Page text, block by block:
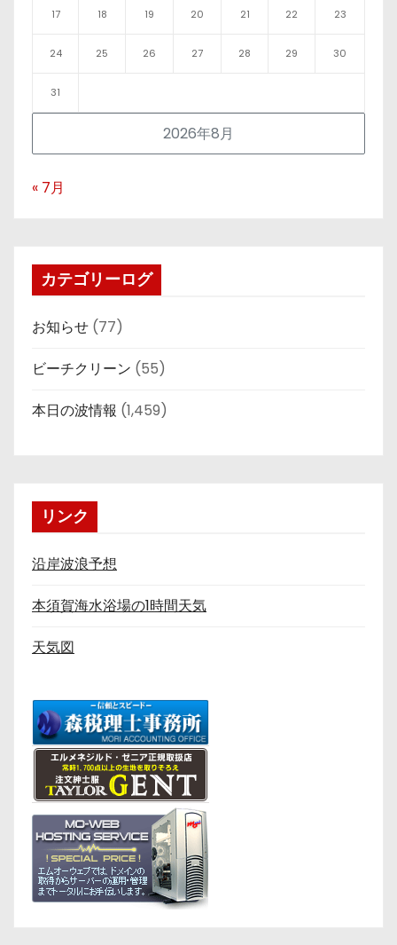
2026年8月
17 18 19 20 21 22 23
24 25 26 27 28 29 30
31
« 7月
カテゴリーログ
お知らせ (77)
ビーチクリーン (55)
本日の波情報 (1,459)
リンク
沿岸波浪予想
本須賀海水浴場の1時間天気
天気図